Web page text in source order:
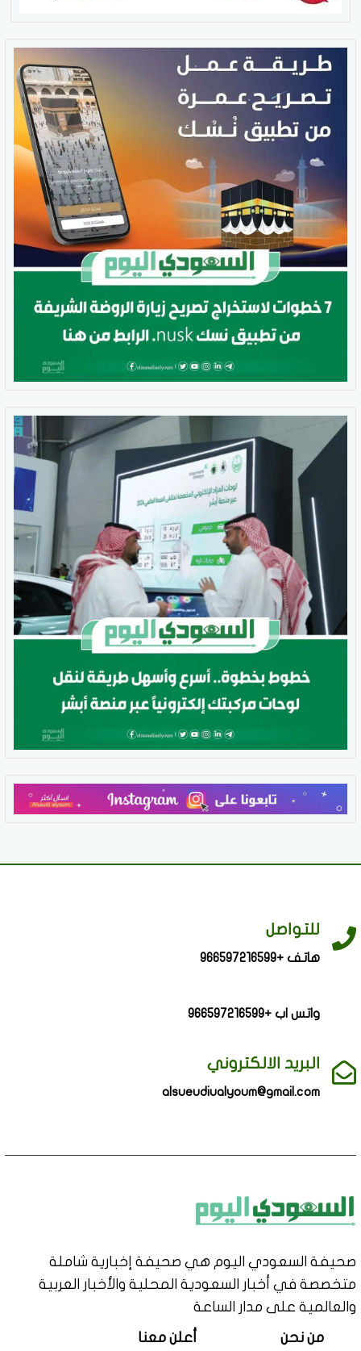
للتواصل
هاتف +966597216599
واتس اب +966597216599
البريد الالكتروني
alsueudiualyoum@gmail.com
صحيفة السعودي اليوم هي صحيفة إخبارية شاملة
متخصصة في أخبار السعودية المحلية والأخبار العربية
والعالمية على مدار الساعة
من نحن
أعلن معنا